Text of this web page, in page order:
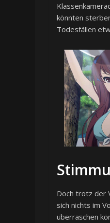
könnten
Todesfällen
Doch trotz der
sich nichts im
überraschen